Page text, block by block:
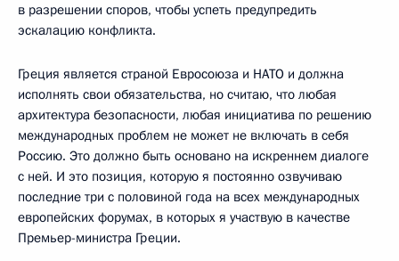
в разрешении споров, чтобы успеть предупредить
эскалацию конфликта.
Греция является страной Евросоюза и НАТО и должна
исполнять свои обязательства, но считаю, что любая
архитектура безопасности, любая инициатива по решению
международных проблем не может не включать в себя
Россию. Это должно быть основано на искреннем диалоге
с ней. И это позиция, которую я постоянно озвучиваю
последние три с половиной года на всех международных
европейских форумах, в которых я участвую в качестве
Премьер-министра Греции.